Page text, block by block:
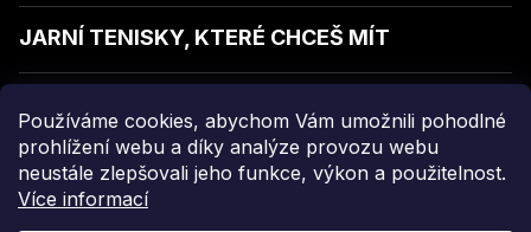
Používáme cookies, abychom Vám umožnili pohodlné
prohlížení webu a díky analýze provozu webu
neustále zlepšovali jeho funkce, výkon a použitelnost.
Více informací
JARNÍ TENISKY, KTERÉ CHCEŠ MÍT